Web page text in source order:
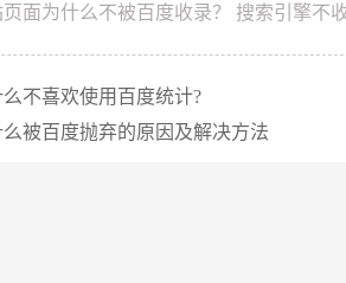
页面为什么不被百度收录？ 搜索引擎不
不喜欢使用百度统计?
被百度抛弃的原因及解决方法